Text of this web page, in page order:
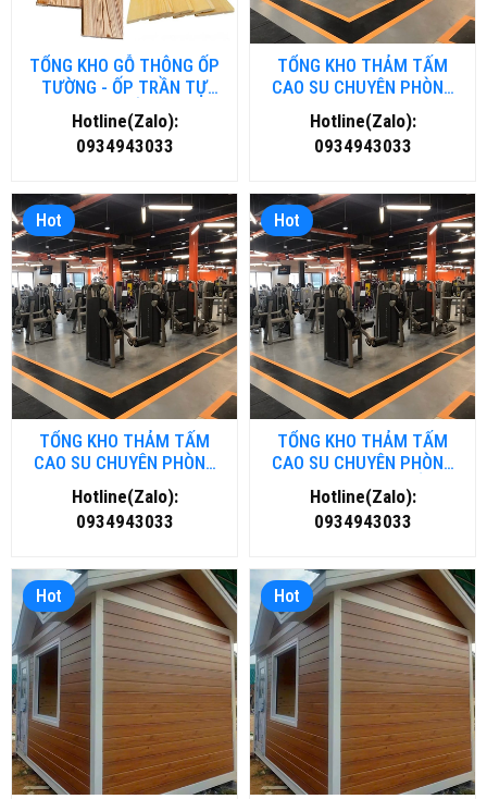
TỔNG KHO GỖ THÔNG ỐP
TƯỜNG - ỐP TRẦN TỰ
NHIÊN TẠI HẢI DƯƠNG
Hotline(Zalo):
0934943033
TỔNG KHO THẢM TẤM
CAO SU CHUYÊN PHÒNG
GYM- FITNESS TẠI ĐÀ
NẴNG
Hotline(Zalo):
0934943033
Hot
TỔNG KHO THẢM TẤM
CAO SU CHUYÊN PHÒNG
GYM- FITNESS TẠI HÀ NỘI
Hotline(Zalo):
0934943033
Hot
TỔNG KHO THẢM TẤM
CAO SU CHUYÊN PHÒNG
GYM- FITNESS TẠI HỒ CHÍ
MINH
Hotline(Zalo):
0934943033
Hot Hot